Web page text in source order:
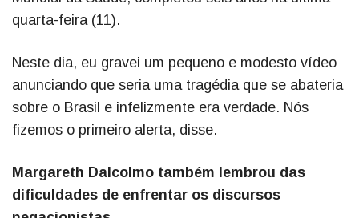
quarta-feira (11).
Neste dia, eu gravei um pequeno e modesto vídeo
anunciando que seria uma tragédia que se abateria
sobre o Brasil e infelizmente era verdade. Nós
fizemos o primeiro alerta, disse.
Margareth Dalcolmo também lembrou das
dificuldades de enfrentar os discursos